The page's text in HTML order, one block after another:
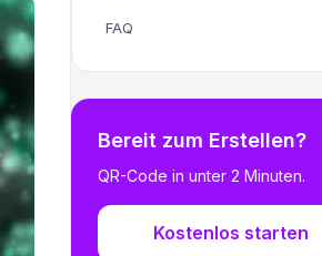
FAQ
Bereit zum Erstellen?
QR-Code in unter 2 Minuten.
Kostenlos starten